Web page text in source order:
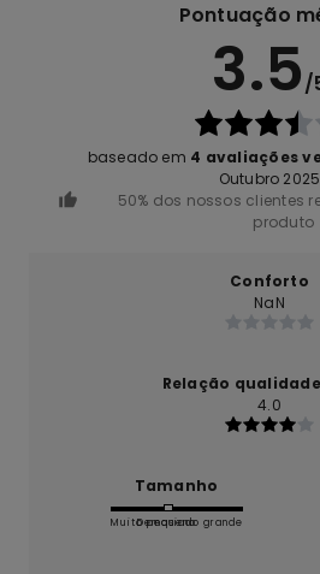
Pontuação
3.5/
baseado em 4 avaliações
Outubro 2025
50% dos nossos clientes
produto
Conforto
NaN
Relação
4.0
Tamanho
Muito pequeno
Demasiado grande